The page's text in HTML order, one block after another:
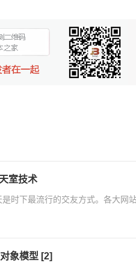
室技术
是时下最流行的交友方式。各大网
象模型 [2]